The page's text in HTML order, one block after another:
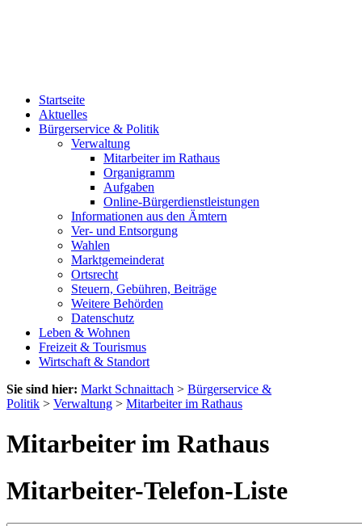
Startseite
Aktuelles
Bürgerservice & Politik
Verwaltung
Mitarbeiter im Rathaus
Organigramm
Aufgaben
Online-Bürgerdienstleistungen
Informationen aus den Ämtern
Ver- und Entsorgung
Wahlen
Marktgemeinderat
Ortsrecht
Steuern, Gebühren, Beiträge
Weitere Behörden
Datenschutz
Leben & Wohnen
Freizeit & Tourismus
Wirtschaft & Standort
Sie sind hier: Markt Schnaittach > Bürgerservice &
Politik > Verwaltung > Mitarbeiter im Rathaus
Mitarbeiter im Rathaus
Mitarbeiter-Telefon-Liste